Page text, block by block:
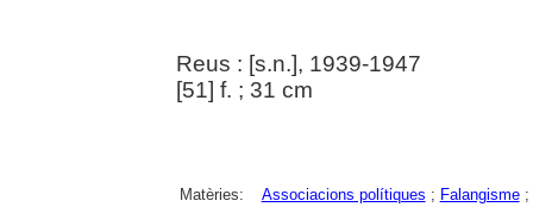
Reus : [s.n.], 1939-1947
[51] f. ; 31 cm
Matèries: Associacions polítiques ; Falangisme;